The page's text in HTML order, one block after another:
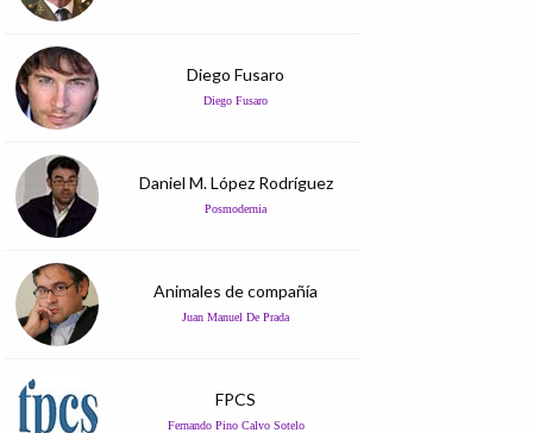
Diego Fusaro
Diego Fusaro
Daniel M. López Rodríguez
Posmodernia
Animales de compañía
Juan Manuel De Prada
FPCS
Fernando Pino Calvo Sotelo